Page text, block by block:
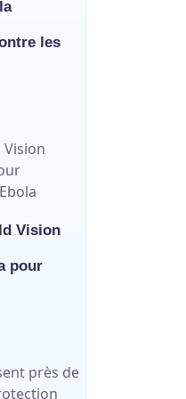
les
Vision
pour